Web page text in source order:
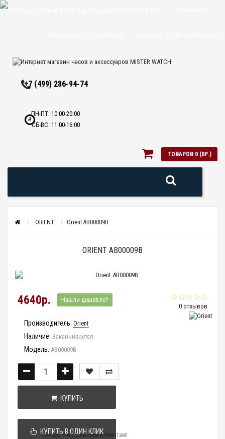
+7 (499) 286-94-74
ПН-ПТ: 10:00-20:00
СБ-ВС: 11:00-16:00
ТОВАРОВ 0 (0Р.)
ORIENT Orient AB00009B
ORIENT AB00009B
0 отзывов
4640р. Нашли дешевле?
Производитель: Orient
Наличие: Заканчивается
Модель: AB00009B
КУПИТЬ
КУПИТЬ В ОДИН КЛИК
Скидки постоянным клиентам!